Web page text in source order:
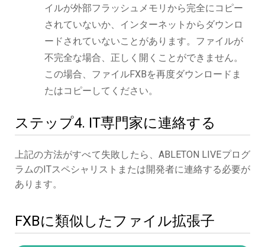
イルが外部フラッシュメモリから完全にコピー
されていないか、インターネットからダウンロ
ードされていないことがあります。ファイルが
不完全な場合、正しく開くことができません。
この場合、ファイルFXBを再度ダウンロードま
たはコピーしてください。
ステップ4. IT専門家に連絡する
上記の方法がすべて失敗したら、ABLETON LIVEプログ
ラムのITスペシャリストまたは開発者に連絡する必要が
あります。
FXBに類似したファイル拡張子